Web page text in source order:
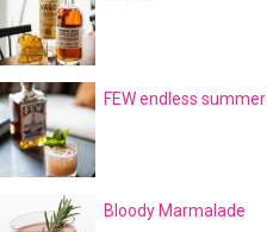
FEW endless summer
Bloody Marmalade